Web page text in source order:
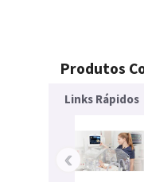
Produtos
Links Rápidos
‹